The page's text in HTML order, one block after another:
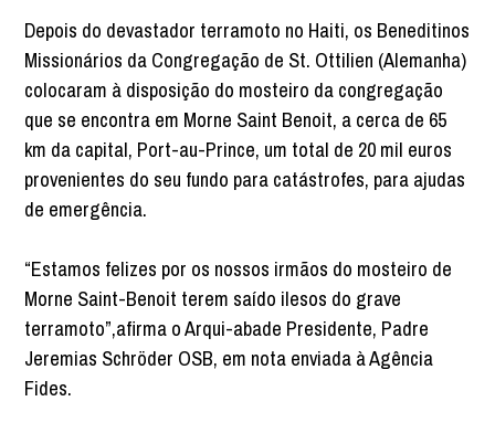
Depois do devastador terramoto no Haiti, os Beneditinos
Missionários da Congregação de St. Ottilien (Alemanha)
colocaram à disposição do mosteiro da congregação
que se encontra em Morne Saint Benoit, a cerca de 65
km da capital, Port-au-Prince, um total de 20 mil euros
provenientes do seu fundo para catástrofes, para ajudas
de emergência.
“Estamos felizes por os nossos irmãos do mosteiro de
Morne Saint-Benoit terem saído ilesos do grave
terramoto”,afirma o Arqui-abade Presidente, Padre
Jeremias Schröder OSB, em nota enviada à Agência
Fides.